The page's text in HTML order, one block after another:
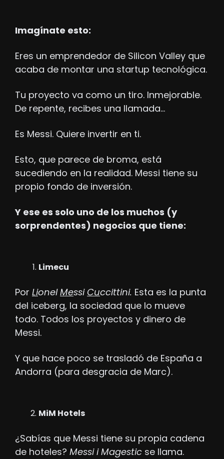
Imagínate esto:
Eres un emprendedor de Silicon Valley que
Tu proyecto va como un tiro. Inmejorable.
De repente, recibes una llamada…
Es Messi. Quiere invertir en ti.
Esto, que parece de broma, está
sucediendo en la realidad. Messi tiene su
propio fondo de inversión.
Y ese es solo uno de los muchos (y
sorprendentes) negocios que tiene:
Limecu
Por Lionel Messi Cuccittini. Esta es la punta
del iceberg, la sociedad que lo mueve
todo. Todos los proyectos y dinero de
Messi.
Y que hace poco se trasladó de España a
Andorra (para desgracia de Marc).
MiM Hotels
¿Sabías que Messi tiene su propia cadena
de hoteles? Messi i Magestic se llama.